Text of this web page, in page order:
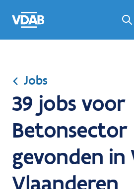
naar
een
een
job
naar
Jobs
39 jobs voor
Betonsector
gevonden in
Vlaanderen